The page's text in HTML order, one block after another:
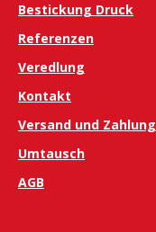
Bestickung Druck
Referenzen
Veredlung
Kontakt
Versand und Zahlung
Umtausch
AGB